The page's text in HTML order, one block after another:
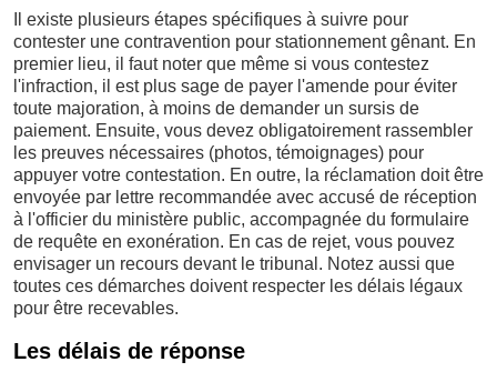
Il existe plusieurs étapes spécifiques à suivre pour
contester une contravention pour stationnement gênant. En
premier lieu, il faut noter que même si vous contestez
l'infraction, il est plus sage de payer l'amende pour éviter
toute majoration, à moins de demander un sursis de
paiement. Ensuite, vous devez obligatoirement rassembler
les preuves nécessaires (photos, témoignages) pour
appuyer votre contestation. En outre, la réclamation doit être
envoyée par lettre recommandée avec accusé de réception
à l'officier du ministère public, accompagnée du formulaire
de requête en exonération. En cas de rejet, vous pouvez
envisager un recours devant le tribunal. Notez aussi que
toutes ces démarches doivent respecter les délais légaux
pour être recevables.
Les délais de réponse